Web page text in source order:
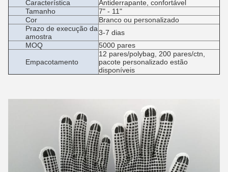
Característica
Antiderrapante, confortável
Tamanho
7" - 11"
Cor
Branco ou personalizado
Prazo de execução da
amostra
3-7 dias
MOQ
5000 pares
Empacotamento
12 pares/polybag, 200 pares/ctn,
pacote personalizado estão
disponíveis